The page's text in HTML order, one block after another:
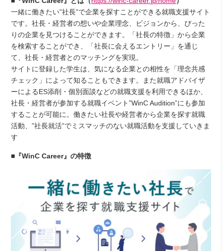
一緒に働きたい”社長”で企業を探すことができる就職支援サイト
です。社長・経営者の想いや企業理念、ビジョンから、ぴった
りの企業を見つけることができます。「社長の特徴」から企業
を検索することができ、「社長に会えるエントリー」を通じ
て、社長・経営者とのマッチングを実現。
サイトに登録した学生は、気になる企業との相性を「理念共感
チェック」によって知ることもできます。また就職アドバイザ
ーによるES添削・個別面談などの就職支援を利用できるほか、
社長・経営者が参加する就職イベント”WinC Audition”にも参加
することが可能に。働きたい社長や経営者から企業を探す就職
活動、”社長就活”でミスマッチのない就職活動を支援していきま
す
■『WinC Career』の特徴